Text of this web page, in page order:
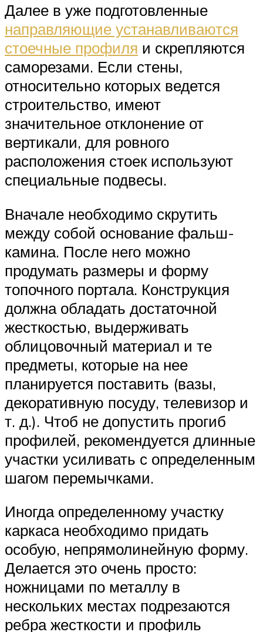
Далее в уже подготовленные
направляющие устанавливаются
стоечные профиля и скрепляются
саморезами. Если стены,
относительно которых ведется
строительство, имеют
значительное отклонение от
вертикали, для ровного
расположения стоек используют
специальные подвесы.
Вначале необходимо скрутить
между собой основание фальш-
камина. После него можно
продумать размеры и форму
топочного портала. Конструкция
должна обладать достаточной
жесткостью, выдерживать
облицовочный материал и те
предметы, которые на нее
планируется поставить (вазы,
декоративную посуду, телевизор и
т. д.). Чтоб не допустить прогиб
профилей, рекомендуется длинные
участки усиливать с определенным
шагом перемычками.
Иногда определенному участку
каркаса необходимо придать
особую, непрямолинейную форму.
Делается это очень просто:
ножницами по металлу в
нескольких местах подрезаются
ребра жесткости и профиль